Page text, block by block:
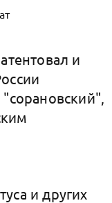
и
"сорановский",
и других